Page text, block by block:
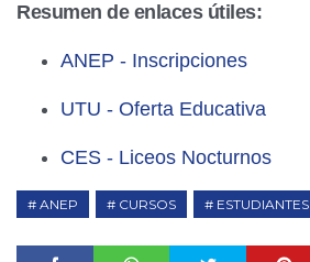
Resumen de enlaces útiles:
ANEP - Inscripciones
UTU - Oferta Educativa
CES - Liceos Nocturnos
ANEP CURSOS ESTUDIANTES